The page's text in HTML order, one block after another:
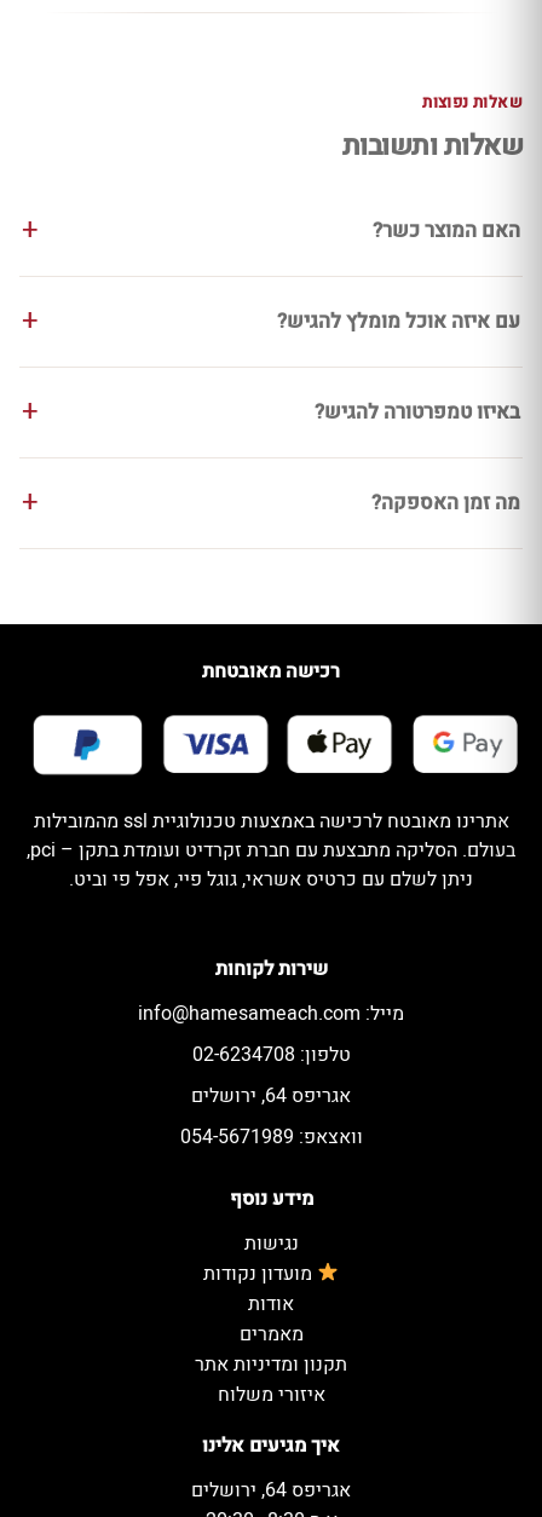
שאלות נפוצות
שאלות ותשובות
האם המוצר כשר?
עם איזה אוכל מומלץ להגיש?
באיזו טמפרטורה להגיש?
מה זמן האספקה?
איך מגיעים אלינו
אגריפס 64, ירושלים
מידע נוסף
נגישות
מועדון נקודות
אודות
מאמרים
תקנון ומדיניות אתר
איזורי משלוח
שירות לקוחות
מייל: info@hamesameach.com
טלפון: 02-6234708
אגריפס 64, ירושלים
וואצאפ: 054-5671989
רכישה מאובטחת
אתרינו מאובטח לרכישה באמצעות טכנולוגיית ssl מהמובילות
בעולם. הסליקה מתבצעת עם חברת זקרדיט ועומדת בתקן – pci,
ניתן לשלם עם כרטיס אשראי, גוגל פיי, אפל פי וביט.